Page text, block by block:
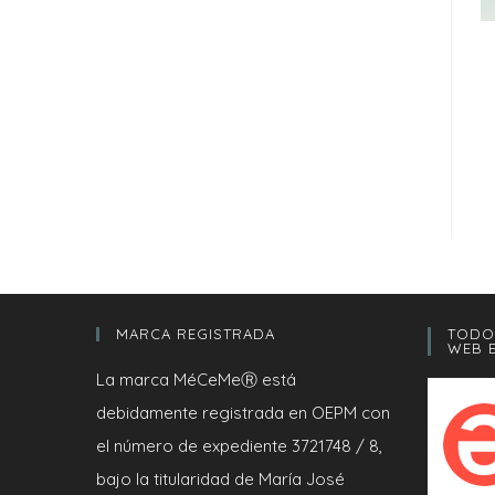
MARCA REGISTRADA
La marca MéCeMeⓇ está
debidamente registrada en OEPM con
el número de expediente 3721748 / 8,
bajo la titularidad de María José
WEB